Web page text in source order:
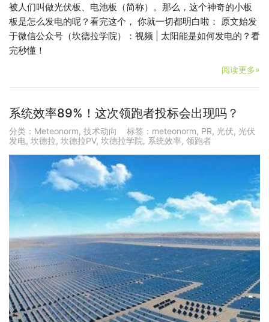
被人们叫做光伏板、电池板（简称）。那么，这个神奇的小板
板是怎么发电的呢？看完这个， 你就一切都明白啦： 原文始发
于微信公众号（坎德拉学院）：视频 | 太阳能是如何发电的？看
完秒懂！
阅读更多»
系统效率89%！这次领跑者投标会出现吗？
分类： Meteonorm, 技术动向 标签： meteonorm, PR, 光伏, 光伏
发电, 坎德拉, 坎德拉PV, 坎德拉学院, 系统效率, 领跑者